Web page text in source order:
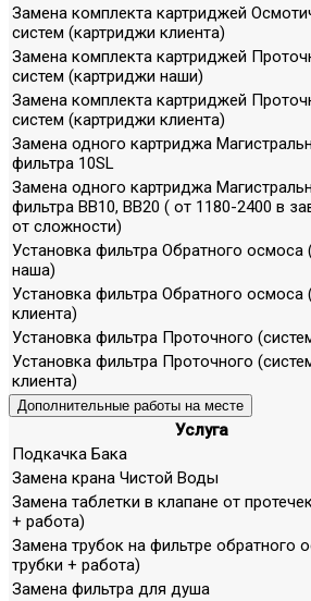
Замена комплекта картриджей
систем (картриджи клиента)
Замена комплекта картриджей
систем (картриджи наши)
Замена комплекта картриджей
систем (картриджи клиента)
Замена одного картриджа
фильтра 10SL
Замена одного картриджа
фильтра ВВ10, ВВ20 ( от 1180-2400 в
от сложности)
Установка фильтра Обратного осмоса
наша)
Установка фильтра Обратного осмоса
клиента)
Установка фильтра Проточного
Установка фильтра Проточного
клиента)
Дополнительные работы на месте
Услуга
Подкачка Бака
Замена крана Чистой Воды
Замена таблетки в клапане от
+ работа)
Замена трубок на фильтре обратного
трубки + работа)
Замена фильтра для душа